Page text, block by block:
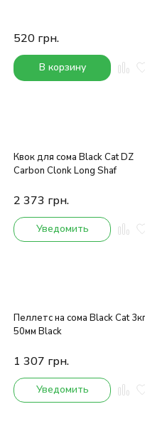
520 грн.
В корзину
Квок для сома Black Cat DZ
Carbon Clonk Long Shaf
2 373 грн.
Уведомить
Пеллетс на сома Black Cat
50мм Black
1 307 грн.
Уведомить